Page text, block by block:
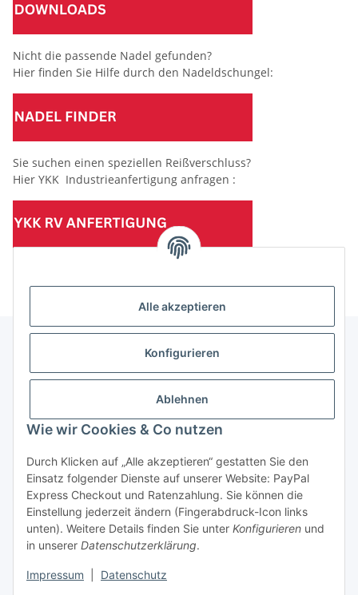
Alle akzeptieren
Konfigurieren
Ablehnen
Wie wir Cookies & Co nutzen
Durch Klicken auf „Alle akzeptieren“ gestatten Sie den
Einsatz folgender Dienste auf unserer Website: PayPal
Express Checkout und Ratenzahlung. Sie können die
Einstellung jederzeit ändern (Fingerabdruck-Icon links
unten). Weitere Details finden Sie unter Konfigurieren und
in unserer Datenschutzerklärung.
Impressum Datenschutz
Nicht die passende Nadel gefunden?
Hier finden Sie Hilfe durch den Nadeldschungel:
Sie suchen einen speziellen Reißverschluss?
Hier YKK Industrieanfertigung anfragen :
(Mindesttabnahmemenge 10 Stück je Länge und Farbe)
Informationen
Gesetzliche Informationen
Vertrag widerrufen
* Alle Preise zzgl. gesetzlicher USt., zzgl.